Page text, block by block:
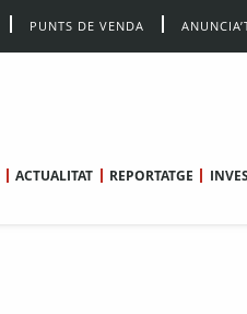
PUNTS DE VENDA
ACTUALITAT REPORTATGE